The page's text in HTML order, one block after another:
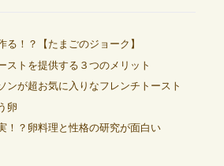
る！？【たまごのジョーク】
ストを提供する３つのメリット
ンが超お気に入りなフレンチトースト
卵
！？卵料理と性格の研究が面白い